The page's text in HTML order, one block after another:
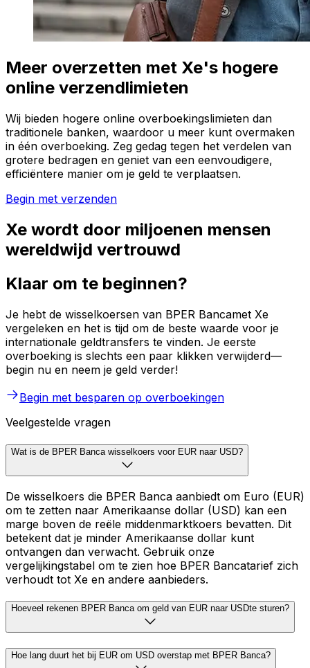
Meer overzetten met Xe's hogere
online verzendlimieten
Wij bieden hogere online overboekingslimieten dan
traditionele banken, waardoor u meer kunt overmaken
in één overboeking. Zeg gedag tegen het verdelen van
grotere bedragen en geniet van een eenvoudigere,
efficiëntere manier om je geld te verplaatsen.
Begin met verzenden
Xe wordt door miljoenen mensen
wereldwijd vertrouwd
Klaar om te beginnen?
Je hebt de wisselkoersen van BPER Bancamet Xe
vergeleken en het is tijd om de beste waarde voor je
internationale geldtransfers te vinden. Je eerste
overboeking is slechts een paar klikken verwijderd—
begin nu en neem je geld verder!
Begin met besparen op overboekingen
Veelgestelde vragen
Wat is de BPER Banca wisselkoers voor EUR naar USD?
De wisselkoers die BPER Banca aanbiedt om Euro (EUR)
om te zetten naar Amerikaanse dollar (USD) kan een
marge boven de reële middenmarktkoers bevatten. Dit
betekent dat je minder Amerikaanse dollar kunt
ontvangen dan verwacht. Gebruik onze
vergelijkingstabel om te zien hoe BPER Bancatarief zich
verhoudt tot Xe en andere aanbieders.
Hoeveel rekenen BPER Banca om geld van EUR naar USDte sturen?
Hoe lang duurt het bij EUR om USD overstap met BPER Banca?